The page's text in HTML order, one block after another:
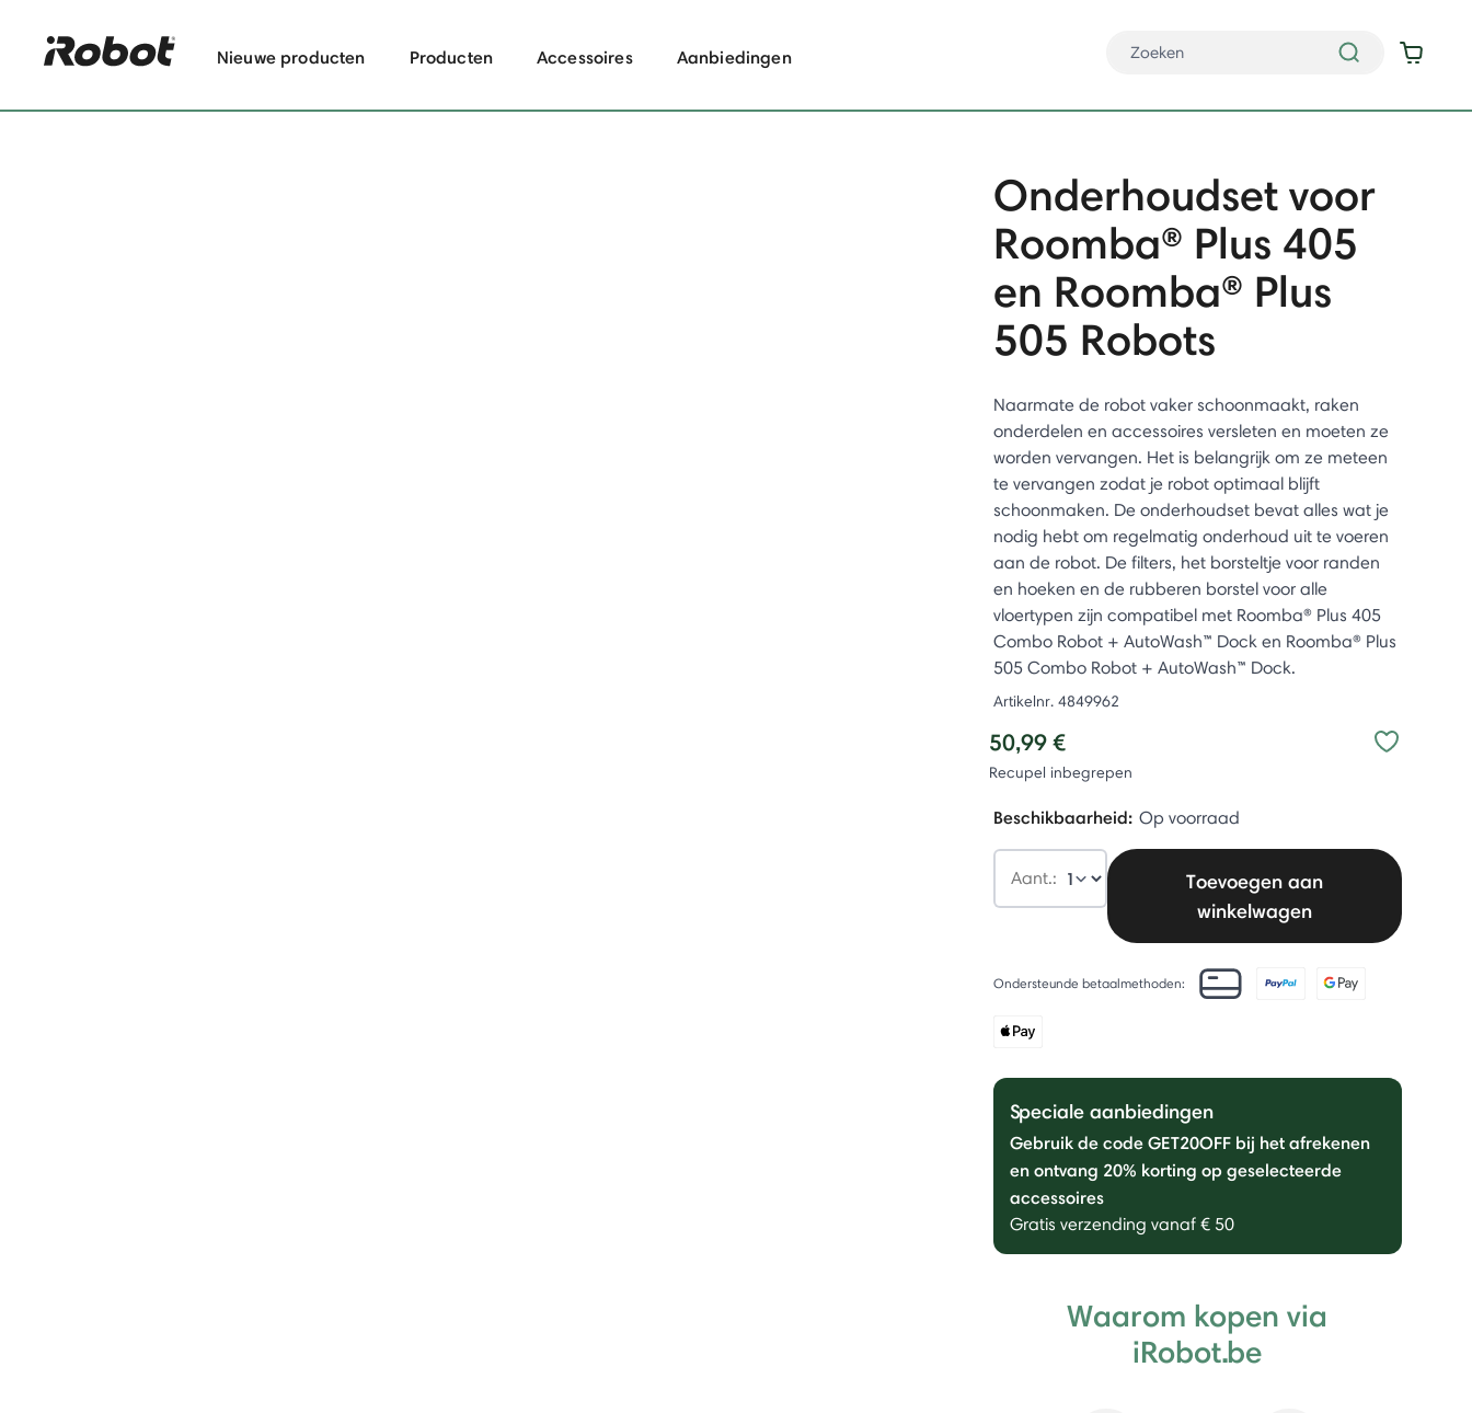
Nieuwe producten Producten Accessoires Aanbiedingen
Onderhoudset voor
Roomba® Plus 405
en Roomba® Plus
505 Robots
Naarmate de robot vaker schoonmaakt, raken
onderdelen en accessoires versleten en moeten ze
worden vervangen. Het is belangrijk om ze meteen
te vervangen zodat je robot optimaal blijft
schoonmaken. De onderhoudset bevat alles wat je
nodig hebt om regelmatig onderhoud uit te voeren
aan de robot. De filters, het borsteltje voor randen
en hoeken en de rubberen borstel voor alle
vloertypen zijn compatibel met Roomba® Plus 405
Combo Robot + AutoWash™ Dock en Roomba® Plus
505 Combo Robot + AutoWash™ Dock.
Artikelnr. 4849962
50,99 €
Recupel inbegrepen
Beschikbaarheid: Op voorraad
Aant.:
Toevoegen aan
winkelwagen
Ondersteunde betaalmethoden:
Speciale aanbiedingen
Gebruik de code GET20OFF bij het afrekenen
en ontvang 20% ​​korting op geselecteerde
accessoires
Gratis verzending vanaf € 50
Waarom kopen via
iRobot.be